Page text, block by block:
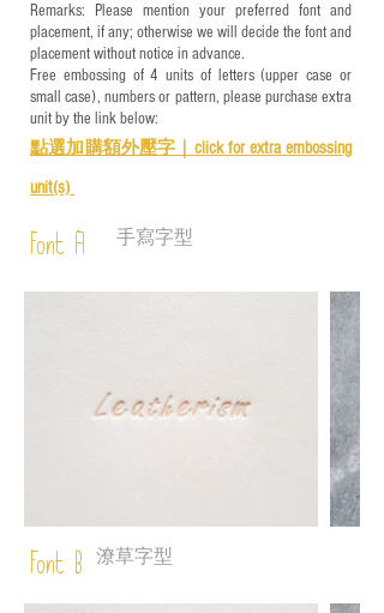
Remarks: Please mention your preferred font and
placement, if any; otherwise we will decide the font and
placement without notice in advance.
Free embossing of 4 units of letters (upper case or
small case), numbers or pattern, please purchase extra
unit by the link below:
點選加購額外壓字｜ click for extra embossing
unit(s)
Font A 手寫字型
Font B 潦草字型